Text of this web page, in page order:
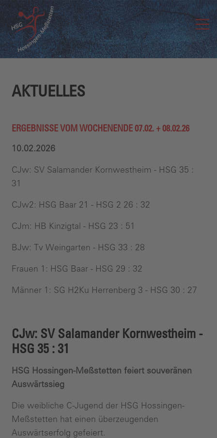
AKTUELLES
ERGEBNISSE VOM WOCHENENDE 07.02. + 08.02.26
10.02.2026
CJw: SV Salamander Kornwestheim - HSG 35 :
31
CJw2: HSG Baar 21 - HSG 2 26 : 32
CJm: HB Kinzigtal - HSG 23 : 51
BJw: Tv Weingarten - HSG 33 : 28
Frauen 1: HSG Baar - HSG 29 : 32
Männer 1: SG H2Ku Herrenberg 3 - HSG 30 : 27
CJw: SV Salamander Kornwestheim -
HSG 35 : 31
HSG Hossingen-Meßstetten feiert souveränen
Auswärtssieg
Die weibliche C-Jugend der HSG Hossingen-
Meßstetten hat einen überzeugenden
Auswärtserfolg gefeiert.